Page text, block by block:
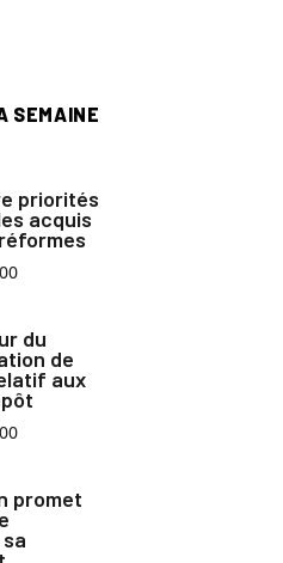
SEMAINE
priorités
acquis
du
de
aux
promet